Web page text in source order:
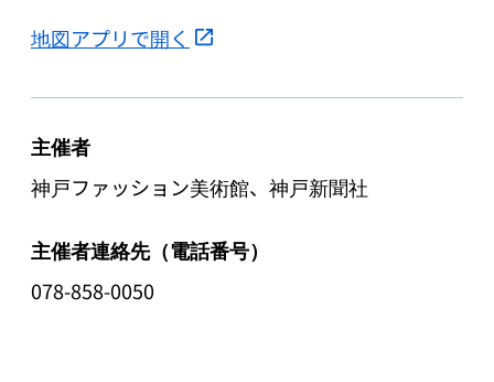
地図アプリで開く
主催者
神戸ファッション美術館、神戸新聞社
主催者連絡先（電話番号）
078-858-0050